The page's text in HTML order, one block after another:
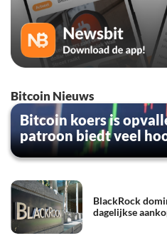
Bitcoin Nieuws
Bitcoin koers is
patroon biedt veel
BlackRock
dagelijkse